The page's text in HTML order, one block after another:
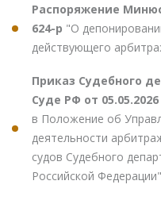
Распоряжение
624-р "О
действующего
Приказ Судебного
Суде РФ от 05.05.2026
в Положение об
деятельности
судов Судебного
Российской Федерации"